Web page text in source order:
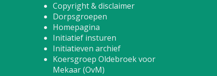
Copyright & disclaimer
Dorpsgroepen
Homepagina
Initiatief insturen
Initiatieven archief
Koersgroep Oldebroek voor
Mekaar (OvM)